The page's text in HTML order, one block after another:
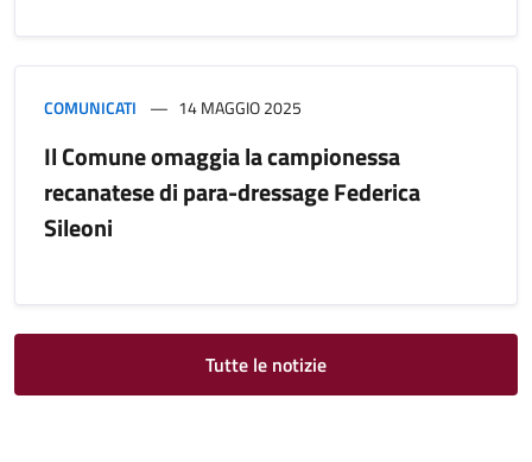
COMUNICATI 14 MAGGIO 2025
Il Comune omaggia la campionessa
recanatese di para-dressage Federica
Sileoni
Tutte le notizie